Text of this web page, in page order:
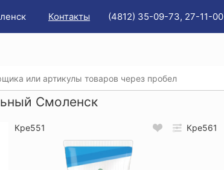
Контакты (4812) 35-09-73, 27-11-00
Смоленск
Кре551
Кре561